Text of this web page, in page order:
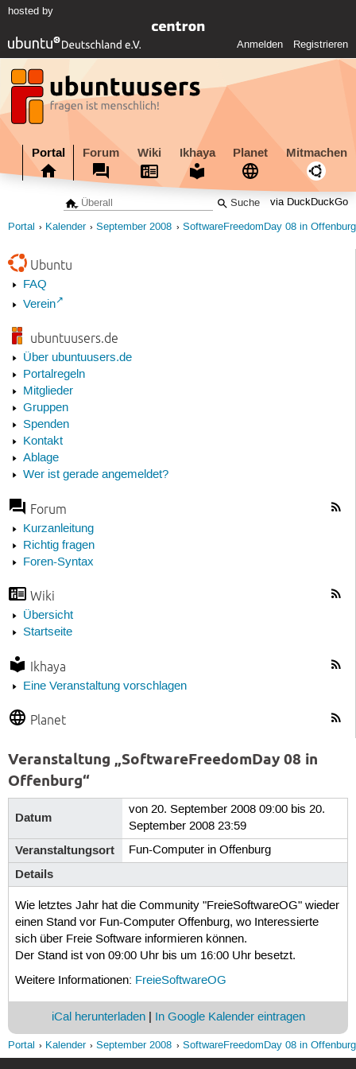
hosted by
Anmelden Registrieren
Portal Forum Wiki Ikhaya Planet Mitmachen
via DuckDuckGo
Portal Kalender September 2008 SoftwareFreedomDay 08 in Offenburg
Ubuntu
FAQ
Verein
ubuntuusers.de
Über ubuntuusers.de
Portalregeln
Mitglieder
Gruppen
Spenden
Kontakt
Ablage
Wer ist gerade angemeldet?
Forum
Kurzanleitung
Richtig fragen
Foren-Syntax
Wiki
Übersicht
Startseite
Ikhaya
Eine Veranstaltung vorschlagen
Planet
Veranstaltung „SoftwareFreedomDay 08 in
Offenburg“
Datum
von 20. September 2008 09:00 bis 20.
September 2008 23:59
Veranstaltungsort Fun-Computer in Offenburg
Details
Wie letztes Jahr hat die Community "FreieSoftwareOG" wieder
einen Stand vor Fun-Computer Offenburg, wo Interessierte
sich über Freie Software informieren können.
Der Stand ist von 09:00 Uhr bis um 16:00 Uhr besetzt.
Weitere Informationen: FreieSoftwareOG
iCal herunterladen| In Google Kalender eintragen
Portal Kalender September 2008 SoftwareFreedomDay 08 in Offenburg